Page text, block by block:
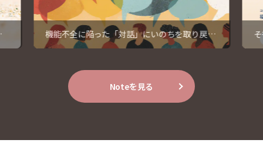
Noteを見る
機能不全に陥った「対話」にいのちを取り戻す
④